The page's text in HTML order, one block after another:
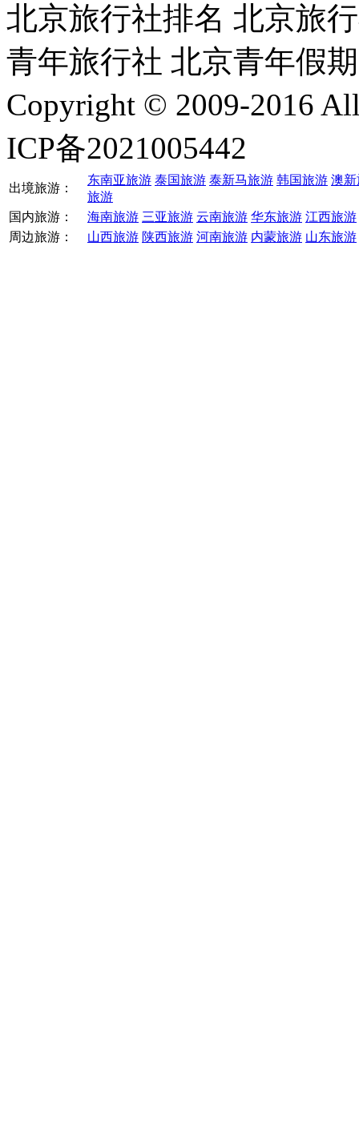
北京旅行社排名 北京旅
青年旅行社 北京青年假
Copyright © 2009-2016
ICP备2021005442
出境旅游：
东南亚旅游 泰国旅游 泰新马旅游 韩国旅游 澳
旅游
国内旅游：
海南旅游 三亚旅游 云南旅游 华东旅游 江西旅游
周边旅游：
山西旅游 陕西旅游 河南旅游 内蒙旅游 山东旅游